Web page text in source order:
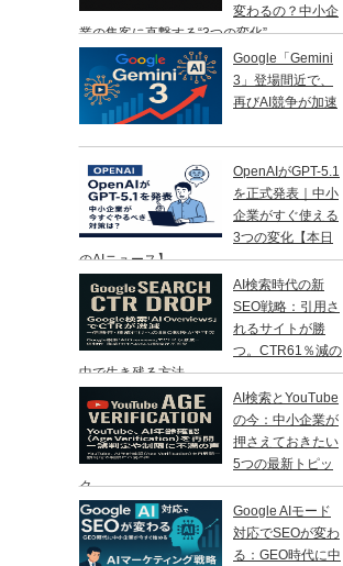
変わるの？中小企
業の集客に直撃する“3つの変化”
Google「Gemini
3」登場間近で、
再びAI競争が加速
OpenAIがGPT-5.1
を正式発表｜中小
企業がすぐ使える
3つの変化【本日
のAIニュース】
AI検索時代の新
SEO戦略：引用さ
れるサイトが勝
つ。CTR61％減の
中で生き残る方法
AI検索とYouTube
の今：中小企業が
押さえておきたい
5つの最新トピッ
ク
Google AIモード
対応でSEOが変わ
る：GEO時代に中